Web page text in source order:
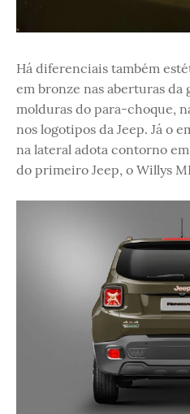
Há diferenciais também
em bronze nas aberturas da
molduras do para-choque,
nos logotipos da Jeep. Já o
na lateral adota contorno
do primeiro Jeep, o Willys